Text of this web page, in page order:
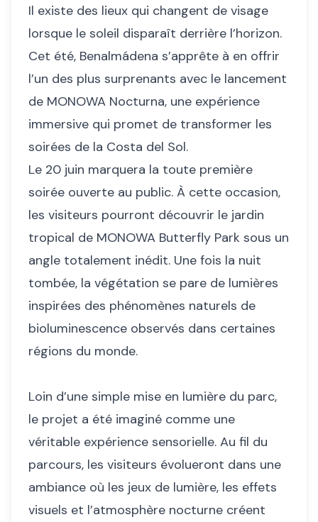
Il existe des lieux qui changent de visage
lorsque le soleil disparaît derrière l’horizon.
Cet été, Benalmádena s’apprête à en offrir
l’un des plus surprenants avec le lancement
de MONOWA Nocturna, une expérience
immersive qui promet de transformer les
soirées de la Costa del Sol.
Le 20 juin marquera la toute première
soirée ouverte au public. À cette occasion,
les visiteurs pourront découvrir le jardin
tropical de MONOWA Butterfly Park sous un
angle totalement inédit. Une fois la nuit
tombée, la végétation se pare de lumières
inspirées des phénomènes naturels de
bioluminescence observés dans certaines
régions du monde.
Loin d’une simple mise en lumière du parc,
le projet a été imaginé comme une
véritable expérience sensorielle. Au fil du
parcours, les visiteurs évolueront dans une
ambiance où les jeux de lumière, les effets
visuels et l’atmosphère nocturne créent